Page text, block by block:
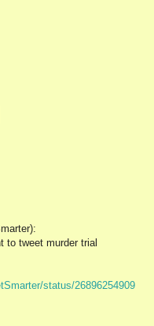
to tweet murder trial
status/26896254909